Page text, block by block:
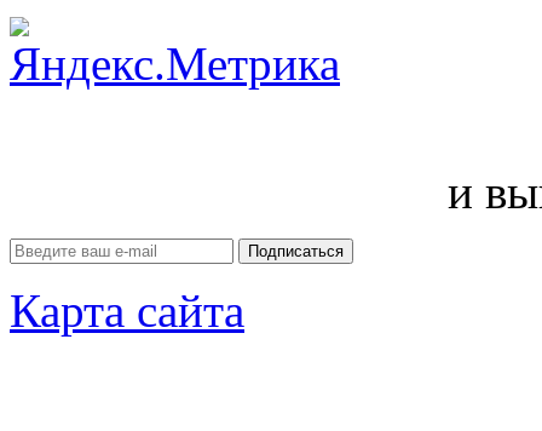
и
Карта сайта